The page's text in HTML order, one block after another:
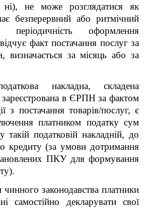
ні), не може розглядатися як
безперервний або ритмічний
оформлення
факт постачання послуг за
визначається за місяць або за
накладна, складена
зареєстрована в ЄРПН за фактом
з постачання товарів/послуг, є
платником податку сум
податковій накладній, до
кредиту (за умови дотримання
ПКУ для формування
законодавства платники
самостійно декларувати свої